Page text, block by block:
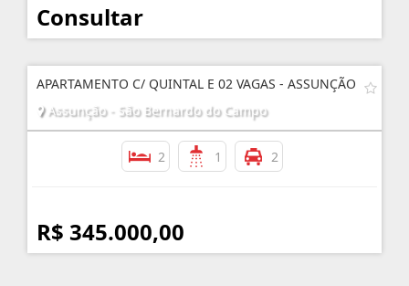
Consultar
APARTAMENTO C/ QUINTAL E 02 VAGAS - ASSUNÇÃO
Assunção - São Bernardo do Campo
2 1 2
R$ 345.000,00